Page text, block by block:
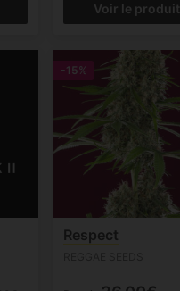
Voir le produit
-15%
Respect